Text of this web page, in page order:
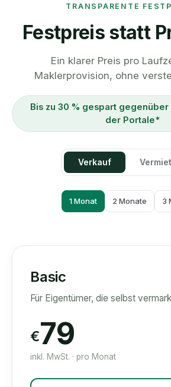
TRANSPARENTE
Festpreis statt
Ein klarer Preis pro
Maklerprovision, ohne
Bis zu 30 % gespart gegenüber
der Portale*
Verkauf
1 Monat 2 Monate 3
Basic
Für Eigentümer, die selbst
€79
inkl. MwSt. · pro Monat